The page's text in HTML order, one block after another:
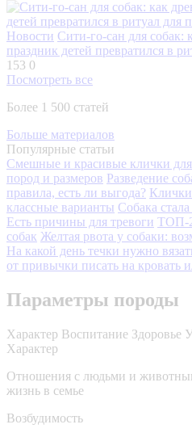
Новости Сити-го-сан для собак:
праздник детей превратился в
153 0
Посмотреть все
Более 1 500 статей
Больше материалов
Популярные статьи
Смешные и красивые клички
пород и размеров Разведение
правила, есть ли выгода? Клички
классные варианты Собака
Есть причины для тревоги ТОП-
собак Желтая рвота у собаки:
На какой день течки нужно
от привычки писать на кровать
Параметры породы
Характер Воспитание Здоровье
Характер
Отношения с людьми и
жизнь в семье
Возбудимость